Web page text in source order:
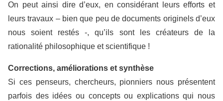
On peut ainsi dire d’eux, en considérant leurs efforts et
leurs travaux – bien que peu de documents originels d’eux
nous soient restés -, qu’ils sont les créateurs de la
rationalité philosophique et scientifique !
Corrections, améliorations et synthèse
Si ces penseurs, chercheurs, pionniers nous présentent
parfois des idées ou concepts ou explications qui nous